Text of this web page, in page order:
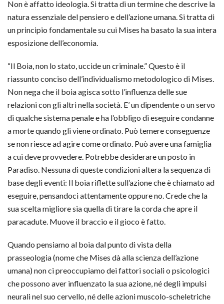
Non è affatto ideologia. Si tratta di un termine che descrive la
natura essenziale del pensiero e dell’azione umana. Si tratta di
un principio fondamentale su cui Mises ha basato la sua intera
esposizione dell’economia.
“Il Boia, non lo stato, uccide un criminale.” Questo è il
riassunto conciso dell’individualismo metodologico di Mises.
Non nega che il boia agisca sotto l’influenza delle sue
relazioni con gli altri nella società. E’ un dipendente o un servo
di qualche sistema penale e ha l’obbligo di eseguire condanne
a morte quando gli viene ordinato. Può temere conseguenze
se non riesce ad agire come ordinato. Può avere una famiglia
a cui deve provvedere. Potrebbe desiderare un posto in
Paradiso. Nessuna di queste condizioni altera la sequenza di
base degli eventi: Il boia riflette sull’azione che è chiamato ad
eseguire, pensandoci attentamente oppure no. Crede che la
sua scelta migliore sia quella di tirare la corda che apre il
paracadute. Muove il braccio e il gioco è fatto.
Quando pensiamo al boia dal punto di vista della
prasseologia (nome che Mises dà alla scienza dell’azione
umana) non ci preoccupiamo dei fattori sociali o psicologici
che possono aver influenzato la sua azione, né degli impulsi
neurali nel suo cervello, né delle azioni muscolo-scheletriche